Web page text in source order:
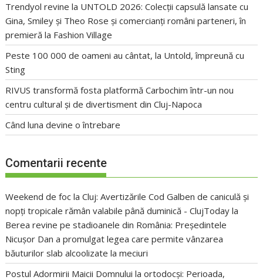
Trendyol revine la UNTOLD 2026: Colecții capsulă lansate cu
Gina, Smiley și Theo Rose și comercianți români parteneri, în
premieră la Fashion Village
Peste 100 000 de oameni au cântat, la Untold, împreună cu
Sting
RIVUS transformă fosta platformă Carbochim într-un nou
centru cultural și de divertisment din Cluj-Napoca
Când luna devine o întrebare
Comentarii recente
Weekend de foc la Cluj: Avertizările Cod Galben de caniculă și
nopți tropicale rămân valabile până duminică - ClujToday la
Berea revine pe stadioanele din România: Președintele
Nicușor Dan a promulgat legea care permite vânzarea
băuturilor slab alcoolizate la meciuri
Postul Adormirii Maicii Domnului la ortodocși: Perioada,